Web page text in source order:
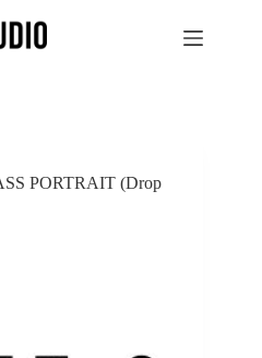
PORTRAIT (Drop